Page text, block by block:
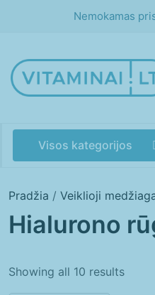
Nemokamas
Visos kategorijos
Akims
Pradžia / Veiklioji
Hialurono
Showing all 10 results